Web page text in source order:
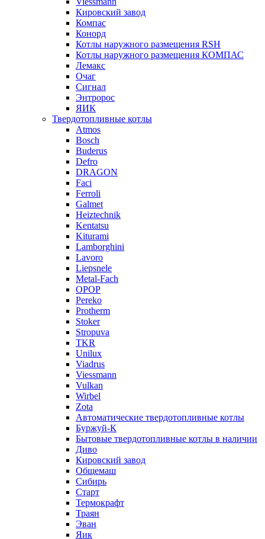
Кировский завод
Компас
Конорд
Котлы наружного размещения RSH
Котлы наружного размещения КОМПАС
Лемакс
Очаг
Сигнал
Энтророс
ЯИК
Твердотопливные котлы
Atmos
Bosch
Buderus
Defro
DRAGON
Faci
Ferroli
Galmet
Heiztechnik
Kentatsu
Kiturami
Lamborghini
Lavoro
Liepsnele
Metal-Fach
OPOP
Pereko
Protherm
Stoker
Stropuva
TKR
Unilux
Viadrus
Viessmann
Vulkan
Wirbel
Zota
Автоматические твердотопливные котлы
Буржуй-К
Бытовые твердотопливные котлы в наличии
Диво
Кировский завод
Общемаш
Сибирь
Старт
Термокрафт
Траян
Эван
Яик